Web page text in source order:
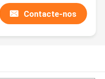
Contacte-nos